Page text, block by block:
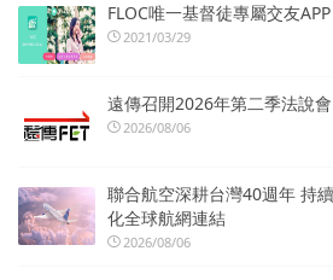
FLOC唯一基督徒專屬交友
2021/03/29
遠傳召開2026年第二季法說會
2026/08/06
聯合航空深耕台灣40週年 持
化全球航網連結
2026/08/06